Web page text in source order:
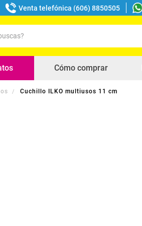
Venta telefónica (606) 8850505
Cómo comprar
Cuchillo ILKO multiusos 11 cm
buscados